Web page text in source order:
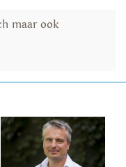
maar ook